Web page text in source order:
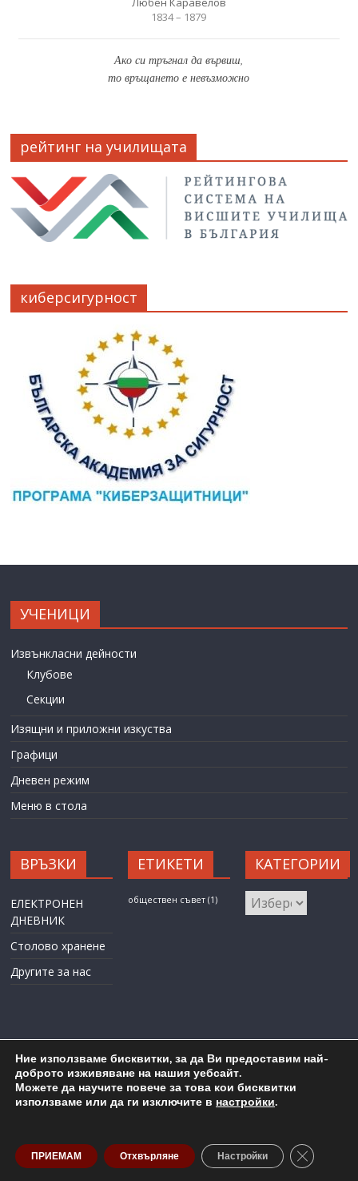
1834 – 1879
Ако си тръгнал да вървиш,
то връщането е невъзможно
рейтинг на училищата
киберсигурност
УЧЕНИЦИ
Извънкласни дейности
Клубове
Секции
Изящни и приложни изкуства
Графици
Дневен режим
Меню в стола
ВРЪЗКИ
ЕЛЕКТРОНЕН
ДНЕВНИК
Столово хранене
Другите за нас
ЕТИКЕТИ
обществен съвет (1)
КАТЕГОРИИ
КАТЕГОРИИ
Карта на сайта Административен достъп
Copyright © 2026 ОУ "Любен Каравелов" гр. Бургас
Ние използваме бисквитки, за да Ви предоставим най-
доброто изживяване на нашия уебсайт.
Можете да научите повече за това кои бисквитки
използваме или да ги изключите в настройки.
ПРИЕМАМ Отхвърляне Настройки Close